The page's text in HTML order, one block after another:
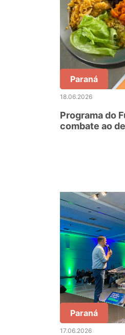
Paraná
18.06.2026
Programa do
combate ao
Paraná
17.06.2026